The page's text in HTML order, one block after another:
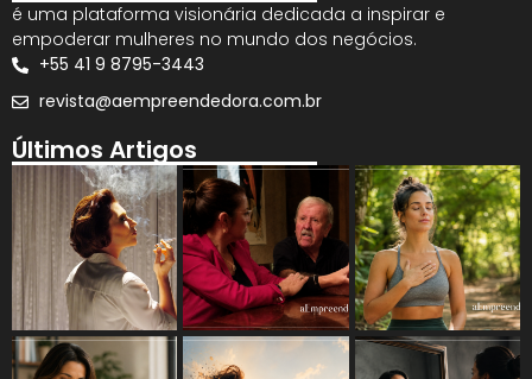
é uma plataforma visionária dedicada a inspirar e
empoderar mulheres no mundo dos negócios.
+55 41 9 8795-3443
revista@aempreendedora.com.br
Últimos Artigos